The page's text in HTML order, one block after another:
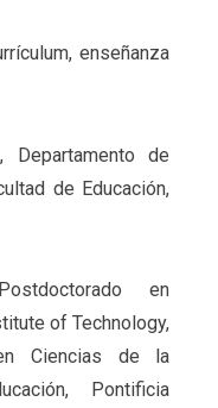
enseñanza
Departamento de
de Educación,
en
of Technology,
Ciencias de la
Pontificia